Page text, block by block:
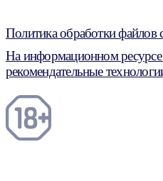
Политика обработки файлов
На информационном
рекомендательные